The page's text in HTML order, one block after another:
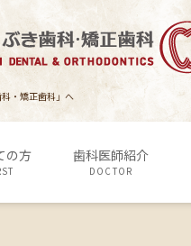
・矯正歯科」へ
の方 歯科医師紹介
DOCTOR